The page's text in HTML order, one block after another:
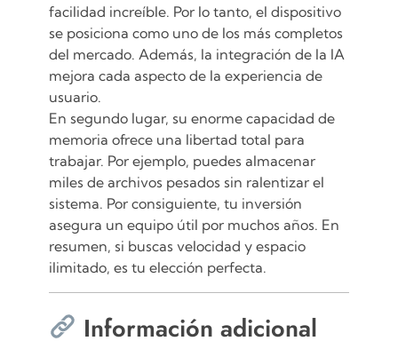
facilidad increíble. Por lo tanto, el dispositivo
se posiciona como uno de los más completos
del mercado. Además, la integración de la IA
mejora cada aspecto de la experiencia de
usuario.
En segundo lugar, su enorme capacidad de
memoria ofrece una libertad total para
trabajar. Por ejemplo, puedes almacenar
miles de archivos pesados sin ralentizar el
sistema. Por consiguiente, tu inversión
asegura un equipo útil por muchos años. En
resumen, si buscas velocidad y espacio
ilimitado, es tu elección perfecta.
Información adicional